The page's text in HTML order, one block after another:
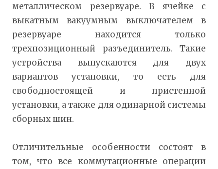
металлическом резервуаре. В ячейке с
выкатным вакуумным выключателем в
резервуаре находится только
трехпозиционный разъединитель. Такие
устройства выпускаются для двух
вариантов установки, то есть для
свободностоящей и пристенной
установки, а также для одинарной системы
сборных шин.
Отличительные особенности состоят в
том, что все коммутационные операции